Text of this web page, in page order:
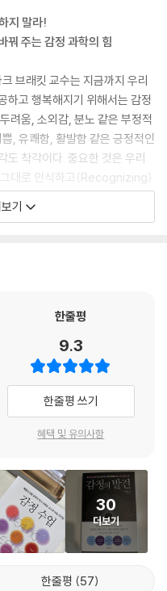
요하다
지 말라!
꿔 주는 감정 과학의 힘
브래킷 교수는 지금까지 우리
하고 행복해지기 위해서는 감정
려움, 소외감, 분노 같은 부정적
, 유쾌함, 활발함 같은 긍정적인
착각이다. 중요한 것은 우리
그대로 인식하고(Recognizing)
적인 이름을 붙이는(Labelin
을 솔직하게 표현하고(Expressi
접근 방식이다. 감정 인식하기,
잘 배우고 쓰기 위한 보조 도구
하라고 제안한다. 무드 미터는
아 놓은 그래프로, 우리의 기분
게 도움을 준다.(무드 미터는 책
표현하기와 감정 조절하기의 단
자는 마음 챙김 호흡, 전망하기,
(Meta-Moment) 등 구체적인
고 권한다.
동시에 실패해도 괜찮다는 여지
시도하면 된다. 한두 번 깊게
터 다시 시작하자. 그런 순간
기
한줄평
9.3
한줄평 쓰기
혜택 및 유의사항
30
더보기
한줄평 57